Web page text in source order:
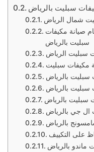
سبليت بالرياض
شمال الرياض
صيانة مكيفات
سبليت بالرياض
سبليت الرياض
بالرياض
سبليت بالرياض
سبليت بالرياض